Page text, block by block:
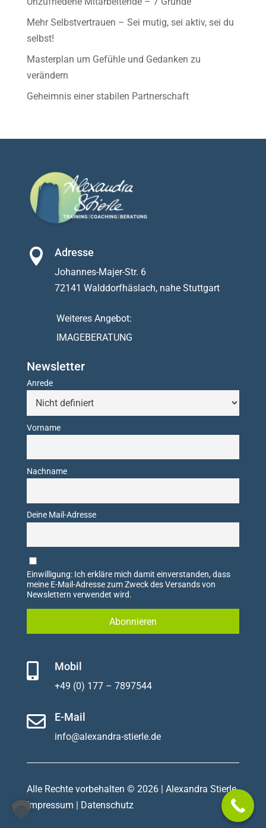
Mehr Selbstvertrauen – Sei mutig, sei aktiv, sei du
selbst!
Masterplan um Gefühle und Gedanken zu
verändern
Geheimnis einer stabilen Partnerschaft
 Adresse
Johannes-Majer-Str. 6
72141 Walddorfhäslach, nahe Stuttgart
Weiteres Angebot:
IMAGEBERATUNG
Newsletter
Anrede
Vorname
Nachname
Deine Mail-Adresse
Einwilligung: Ich erkläre mich damit einverstanden, dass
meine E-Mail-Adresse zum Zweck des Versands von
Newslettern verwendet wird.
 Mobil
+49 (0) 177 – 7897544
 E-Mail
info@alexandra-stierle.de
Alle Rechte vorbehalten © 2026 | Alexandra Stierle
Impressum | Datenschutz